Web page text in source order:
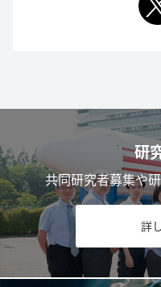
研
共同研究者募集や
詳